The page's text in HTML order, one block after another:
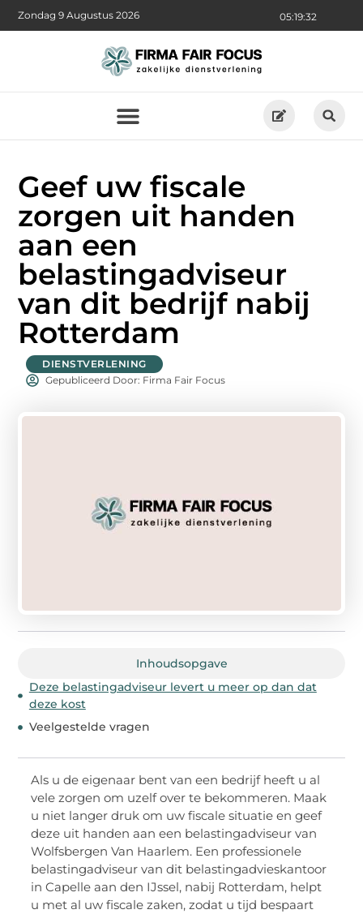
05:19:34
Zondag 9 Augustus 2026
Geef uw fiscale
zorgen uit handen
aan een
belastingadviseur
van dit bedrijf nabij
Rotterdam
DIENSTVERLENING
Gepubliceerd Door: Firma Fair Focus
Inhoudsopgave
Deze belastingadviseur levert u meer op dan dat
deze kost
Veelgestelde vragen
Als u de eigenaar bent van een bedrijf heeft u al
vele zorgen om uzelf over te bekommeren. Maak
u niet langer druk om uw fiscale situatie en geef
deze uit handen aan een belastingadviseur van
Wolfsbergen Van Haarlem. Een professionele
belastingadviseur van dit belastingadvieskantoor
in Capelle aan den IJssel, nabij Rotterdam, helpt
u met al uw fiscale zaken, zodat u tijd bespaart